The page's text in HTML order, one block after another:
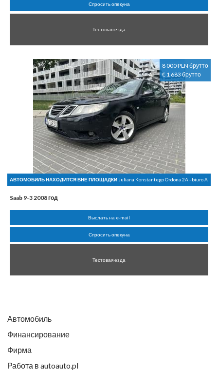
Спросить опекуна
Тестовая езда
8 000 PLN брутто
€ 1 683 брутто
АВТОМОБИЛЬ НАХОДИТСЯ ВНЕ ПЛОЩАДКИJuliana Konstantego Ordona 2A - biuro A
Saab 9-3 2008 год
Выслать на e-mail
Спросить опекуна
Тестовая езда
Автомобиль
Финансирование
Фирма
Работа в autoauto.pl